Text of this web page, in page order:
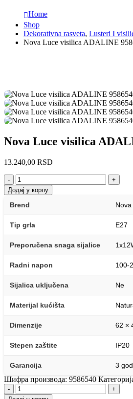
Home
Shop
Dekorativna rasveta, Lusteri I
Nova Luce visilica ADALINE
Nova Luce visilica
13.240,00 RSD
-
+
Додај у корпу
Brend
Tip grla E27
Preporučena snaga sijalice
Radni napon 100-
Sijalica uključena Ne
Materijal kućišta
Dimenzije 62 ×
Stepen zaštite IP20
Garancija 3
Шифра производа: 9586540
-
+